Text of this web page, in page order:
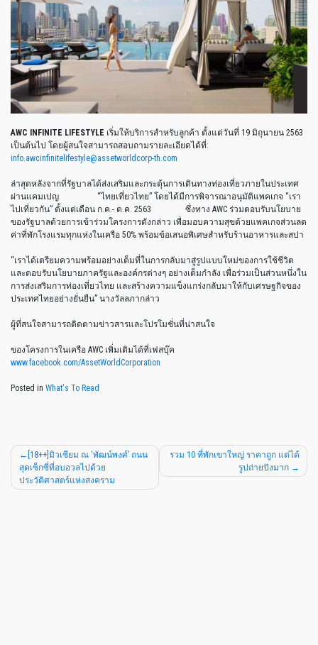
AWC INFINITE LIFESTYLE เริ่มให้บริการสำหรับลูกค้า ตั้งแต่วันที่ 19 มิถุนายน 2563
เป็นต้นไป โดยผู้สนใจสามารถสอบถามรายละเอียดได้ที่:
info.awcinfinitelifestyle@assetworldcorp-th.com
ล่าสุดหลังจากที่รัฐบาลได้ส่งเสริมและกระตุ้นการเดินทางท่องเที่ยวภายในประเทศ
ผ่านแคมเปญ
“ไทยเที่ยวไทย” โดยได้มีการพิจารณาอนุมัติแพคเกจ “เรา
ไปเที่ยวกัน” ตั้งแต่เดือน ก.ค.- ต.ค. 2563 ซึ่งทาง AWC ร่วมตอบรับนโยบาย
ของรัฐบาลด้วยการเข้าร่วมโครงการดังกล่าว เพื่อมอบความสุขด้วยแพคเกจส่วนลด
ค่าที่พักโรงแรมทุกแห่งในเครือ 50% พร้อมข้อเสนอพิเศษสำหรับร้านอาหารและสปา
“เราได้เตรียมความพร้อมอย่างเต็มที่ในการกลับมาสู่รูปแบบใหม่ของการใช้ชีวิต
และตอบรับนโยบายภาครัฐและองค์กรต่างๆ อย่างเต็มกำลัง เพื่อร่วมเป็นส่วนหนึ่งใน
การส่งเสริมการท่องเที่ยวไทย และสร้างความแข็งแกร่งกลับมาให้กับเศรษฐกิจของ
ประเทศไทยอย่างยั่นยืน” นางวัลลภากล่าว
ผู้ที่สนใจสามารถติดตามข่าวสารและโปรโมชั่นที่น่าสนใจ
ของโครงการในเครือ AWC เพิ่มเติมได้ที่เฟสบุ๊ค
www.facebook.com/AssetWorldCorporation
Posted in What's To Read
[18++]มิวเซียม ณ ‘พัฒน์พงศ์’ ถนน
สุดเซ็กซี่ที่อบอวลไปด้วย
ประวัติศาสตร์แห่งสงคราม
รวม 10 ที่พักเขาใหญ่ ราคาถูก แต่ได้
รูปถ่ายปังมาก